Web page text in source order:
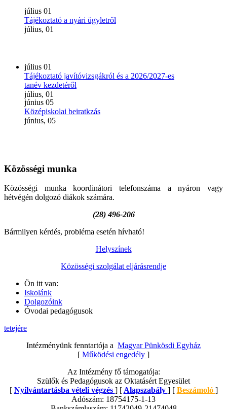
július 01
Tájékoztató a nyári ügyletről
július, 01
július 01
Tájékoztató javítóvizsgákról és a 2026/2027-es
tanév kezdetéről
július, 01
június 05
Középiskolai beiratkzás
június, 05
Közösségi munka
Közösségi munka koordinátori telefonszáma a nyáron vagy
hétvégén dolgozó diákok számára.
(28) 496-206
Bármilyen kérdés, probléma esetén hívható!
Helyszínek
Közösségi szolgálat eljárásrendje
Ön itt van:
Iskolánk
Dolgozóink
Óvodai pedagógusok
tetejére
Intézményünk fenntartója a Magyar Pünkösdi Egyház
[ Működési engedély ]
Az Intézmény fő támogatója:
Szülők és Pedagógusok az Oktatásért Egyesület
[ Nyilvántartásba vételi végzés ] [ Alapszabály ] [ Beszámoló ]
Adószám: 18754175-1-13